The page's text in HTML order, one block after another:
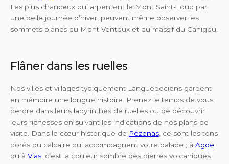
Les plus chanceux qui arpentent le Mont Saint-Loup par
une belle journée d’hiver, peuvent même observer les
sommets blancs du Mont Ventoux et du massif du Canigou.
Flâner dans les ruelles
Nos villes et villages typiquement Languedociens gardent
en mémoire une longue histoire. Prenez le temps de vous
perdre dans leurs labyrinthes de ruelles ou de découvrir
leurs richesses en suivant les indications de nos plans de
visite. Dans le cœur historique de Pézenas , ce sont les tons
dorés du calcaire qui accompagnent votre balade ; à Agde
ou à Vias , c’est la couleur sombre des pierres volcaniques